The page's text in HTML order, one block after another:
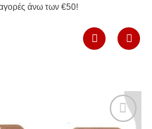
άνω των €50!